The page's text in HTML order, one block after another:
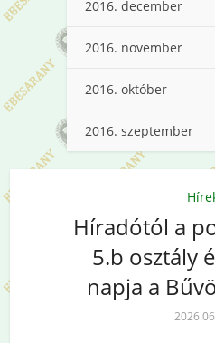
2016. december
2016. november
2016. október
2016. szeptember
Híradótól a
5.b osztály
napja a